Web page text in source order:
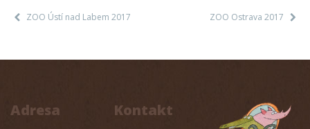
ZOO Ústí nad Labem 2017 ZOO Ostrava 2017
Adresa Kontakt